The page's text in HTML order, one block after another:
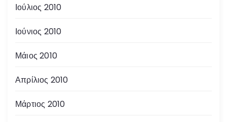
Ιούλιος 2010
Ιούνιος 2010
Μάιος 2010
Απρίλιος 2010
Μάρτιος 2010